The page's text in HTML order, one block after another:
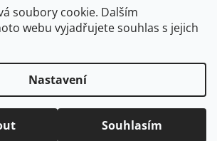
soubory cookie. Dalším
webu vyjadřujete souhlas s jejich
Nastavení
Souhlasím
www.e-prvnacek.cz